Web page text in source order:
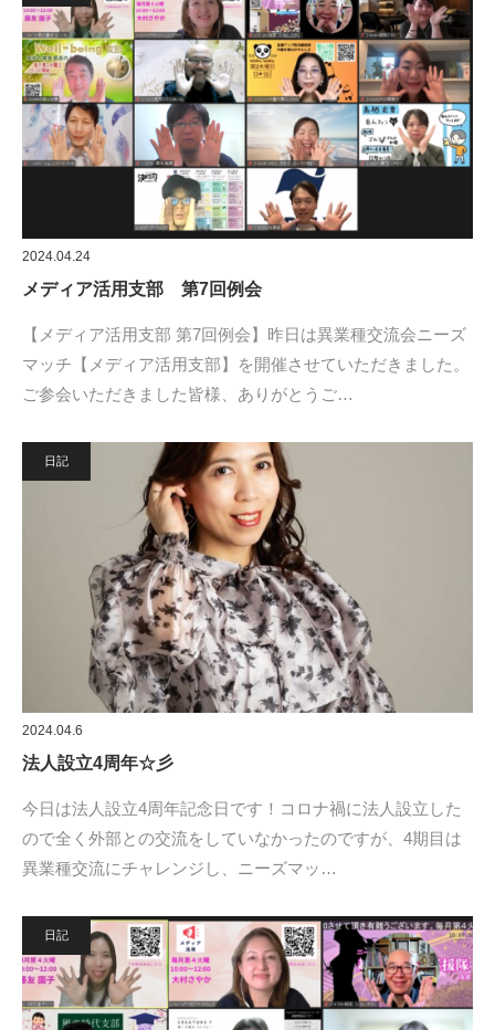
2024.04.24
メディア活用支部 第7回例会
【メディア活用支部 第7回例会】昨日は異業種交流会ニーズ
マッチ【メディア活用支部】を開催させていただきました。
ご参会いただきました皆様、ありがとうご…
日記
2024.04.6
法人設立4周年☆彡
今日は法人設立4周年記念日です！コロナ禍に法人設立した
ので全く外部との交流をしていなかったのですが、4期目は
異業種交流にチャレンジし、ニーズマッ…
日記